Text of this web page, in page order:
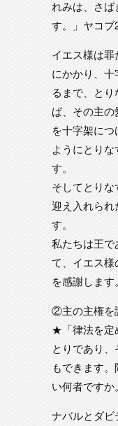
れみは、さ
す。」ヤコブ
イエス様は
にかかり、
るまで、と
ば、その主
を十字架に
ようにとり
す。
そしてとり
迎え入れられ
す。
私たちは王で
て、イエス様
を感謝します。
②主の主権を
★「律法を定
とりであり
もできます
い何者です
ナバルとダビ